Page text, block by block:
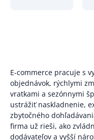
E-commerce pracuje s
objednávok, rýchlymi
vratkami a sezónnymi
ustrážiť naskladnenie,
zbytočného
firma už rieši, ako
dodávateľov a vyšší